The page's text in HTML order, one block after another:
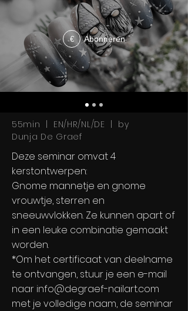
€ Abonneren
55min | EN/HR/NL/DE | by
Dunja De Graef
Deze seminar omvat 4
kerstontwerpen:
Gnome mannetje en gnome
vrouwtje, sterren en
sneeuwvlokken. Ze kunnen apart of
in een leuke combinatie gemaakt
worden.
*Om het certificaat van deelname
te ontvangen, stuur je een e-mail
naar info@degraef-nailart.com
met je volledige naam, de seminar